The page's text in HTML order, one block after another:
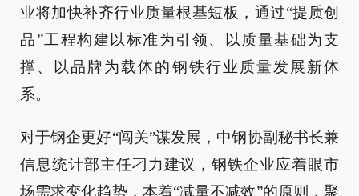
业将加快补齐行业质量根基短板，通过“提质创
品”工程构建以标准为引领、以质量基础为支
撑、以品牌为载体的钢铁行业质量发展新体
系。
对于钢企更好“闯关”谋发展，中钢协副秘书长兼
信息统计部主任刁力建议，钢铁企业应着眼市
场需求变化趋势，本着“减量不减效”的原则，聚